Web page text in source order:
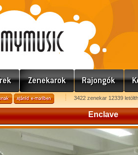
3422 zenekar 12339
Enclave